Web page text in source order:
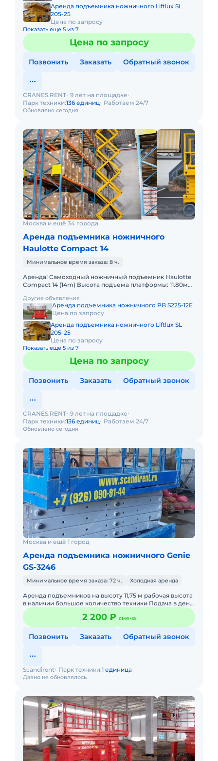
Аренда подъемника ножничного Liftlux SL
205-25
Цена по запросу
Показать еще 5 из 7
Цена по запросу
Позвонить Заказать Обратный звонок
Обновлено сегодня
CRANES.RENT 9 лет на площадке
Парк техники:136 единиц Работаем 24/7
Москва и ещё 34 города
Аренда подъемника ножничного
Haulotte Compact 14
Минимальное время заказа: 8 ч.
Аренда! Самоходный ножничный подъемник Haulotte
Compact 14 (14m) Высота подъема платформы: 11.80м
платформы:
Другие объявления
Аренда подъемника ножничного PB S225-12E
Цена по запросу
Аренда подъемника ножничного Liftlux SL
205-25
Цена по запросу
Показать еще 5 из 7
Цена по запросу
Позвонить Заказать Обратный звонок
Обновлено сегодня
CRANES.RENT 9 лет на площадке
Парк техники:136 единиц Работаем 24/7
Москва и ещё 1 город
Аренда подъемника ножничного Genie
GS-3246
Минимальное время заказа: 72 ч. Холодная аренда
Аренда подъемников на высоту 11,75 м рабочая высота
в наличии большое количество техники Подача в день
заказа. Пакет отчетных документов. Без оператора.
Долго
2 200 ₽ смена
Позвонить Заказать Обратный звонок
Давно не обновлялось
Scandirent Парк техники:1 единица